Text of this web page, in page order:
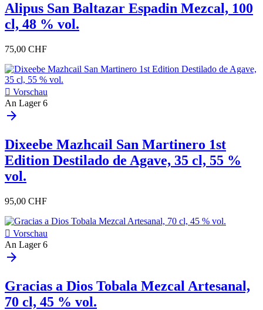
Alipus San Baltazar Espadin Mezcal, 100
cl, 48 % vol.
75,00 CHF
 Vorschau
An Lager 6
arrow_forward
Dixeebe Mazhcail San Martinero 1st
Edition Destilado de Agave, 35 cl, 55 %
vol.
95,00 CHF
 Vorschau
An Lager 6
arrow_forward
Gracias a Dios Tobala Mezcal Artesanal,
70 cl, 45 % vol.